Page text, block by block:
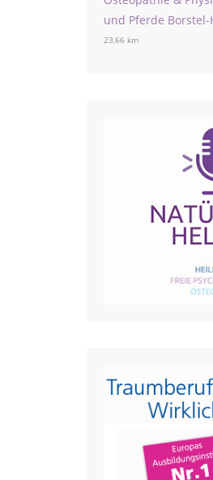
und Pferde
23,66 km